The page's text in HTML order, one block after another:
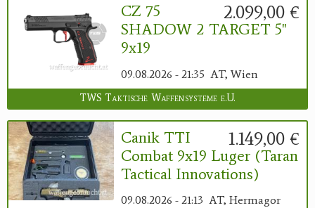
2.099,00 €
CZ 75
SHADOW 2 TARGET 5"
9x19
09.08.2026 - 21:35 AT, Wien
TWS Taktische Waffensysteme e.U.
1.149,00 €
Canik TTI
Combat 9x19 Luger (Taran
Tactical Innovations)
09.08.2026 - 21:13 AT, Hermagor